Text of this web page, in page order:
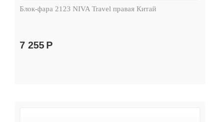
Блок-фара 2123 NIVA Travel правая Китай
7 255 Р